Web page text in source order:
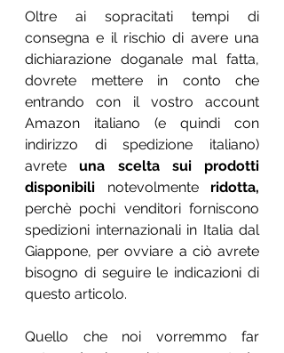
Oltre ai sopracitati tempi di
consegna e il rischio di avere una
dichiarazione doganale mal fatta,
dovrete mettere in conto che
entrando con il vostro account
Amazon italiano (e quindi con
indirizzo di spedizione italiano)
avrete una scelta sui prodotti
disponibili notevolmente
perchè pochi venditori forniscono
spedizioni internazionali in Italia dal
Giappone, per ovviare a ciò avrete
bisogno di seguire le indicazioni di
questo articolo.
Quello che noi vorremmo far